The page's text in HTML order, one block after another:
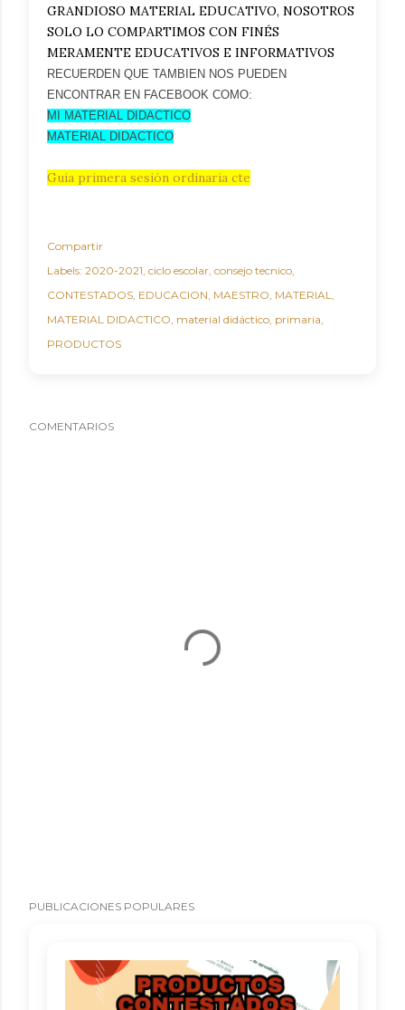
GRANDIOSO MATERIAL EDUCATIVO, NOSOTROS
SOLO LO COMPARTIMOS CON FINÉS
MERAMENTE EDUCATIVOS E INFORMATIVOS
RECUERDEN QUE TAMBIEN NOS PUEDEN
ENCONTRAR EN FACEBOOK COMO:
MI MATERIAL DIDACTICO
MATERIAL DIDACTICO
Guia primera sesión ordinaria cte
Compartir
Labels: 2020-2021 ciclo escolar consejo tecnico
CONTESTADOS EDUCACION MAESTRO MATERIAL
MATERIAL DIDACTICO material didáctico primaria
PRODUCTOS
COMENTARIOS
PUBLICACIONES POPULARES